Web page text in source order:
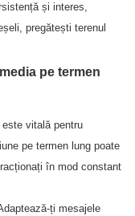
și interes,
pregătești terenul
pe termen
vitală pentru
pe termen lung poate
în mod constant
ți mesajele